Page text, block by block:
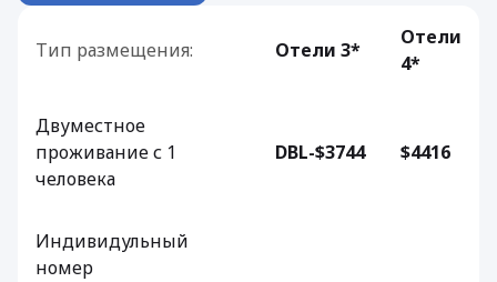
Тип размещения: Отели 3*
Отели
4*
Двуместное
проживание с 1
человека
DBL-$3744 $4416
Индивидульный
номер